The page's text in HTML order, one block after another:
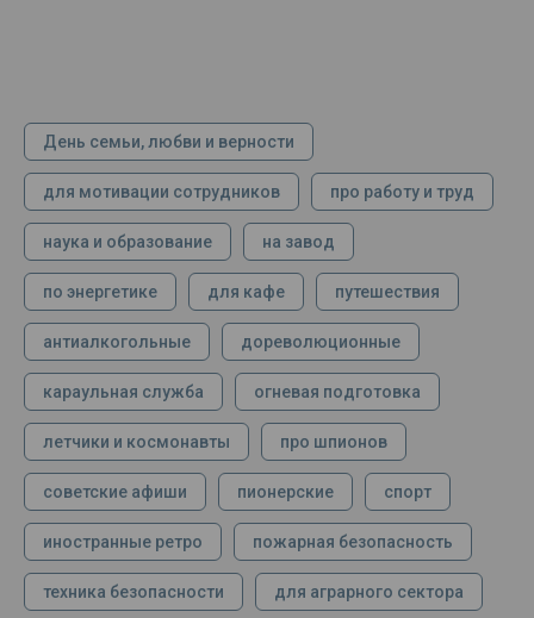
День семьи, любви и верности
для мотивации сотрудников про работу и труд
наука и образование на завод
по энергетике для кафе путешествия
антиалкогольные дореволюционные
караульная служба огневая подготовка
летчики и космонавты про шпионов
советские афиши пионерские спорт
иностранные ретро пожарная безопасность
техника безопасности для аграрного сектора